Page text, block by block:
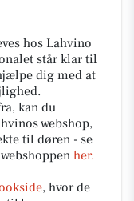
hos Lahvino
står klar til
dig med at
kan du
webshop,
til døren - se
her.
, hvor de